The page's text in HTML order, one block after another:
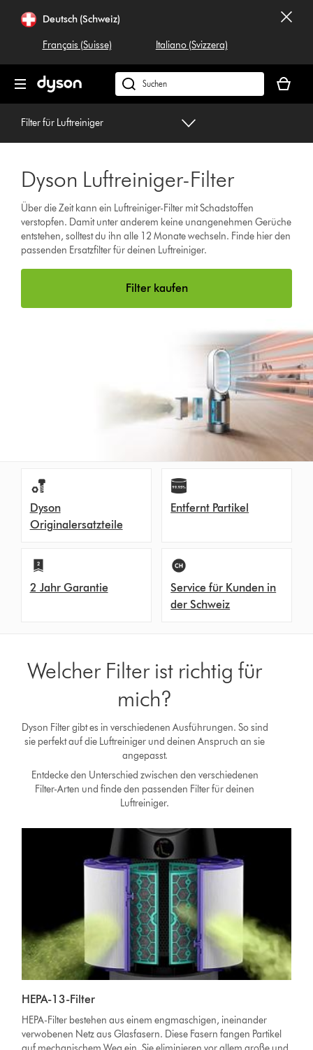
überspringenDeutsch (Schweiz)
Français (Suisse) Italiano (Svizzera)
Dyson.ch
durchsuchen
ist
Filter für Luftreiniger
Dyson Luftreiniger-Filter
Über die Zeit kann ein Luftreiniger-Filter mit Schadstoffen
verstopfen. Damit unter anderem keine unangenehmen Gerüche
entstehen, solltest du ihn alle 12 Monate wechseln. Finde hier den
passenden Ersatzfilter für deinen Luftreiniger.
Filter kaufen
Dyson
Originalersatzteile
Entfernt Partikel
2 Jahr Garantie
Service für Kunden in
der Schweiz
Welcher Filter ist richtig für
mich?
Dyson Filter gibt es in verschiedenen Ausführungen. So sind
sie perfekt auf die Luftreiniger und deinen Anspruch an sie
angepasst.
Entdecke den Unterschied zwischen den verschiedenen
Filter-Arten und finde den passenden Filter für deinen
Luftreiniger.
HEPA-13-Filter
HEPA-Filter bestehen aus einem engmaschigen, ineinander
verwobenen Netz aus Glasfasern. Diese Fasern fangen Partikel